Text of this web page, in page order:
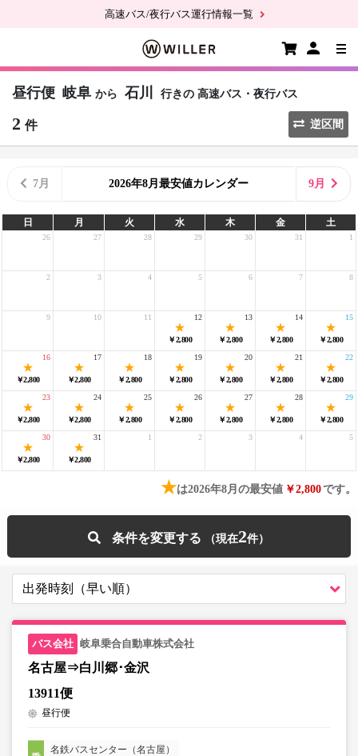
高速バス/夜行バス運行情報一覧
昼行便 岐阜 から 石川 行きの 高速バス・夜行バス
2 件 逆区間
7月 2026年8月最安値カレンダー 9月
日 月 火 水 木 金 土
26 27 28 29 30 31 1
2 3 4 5 6 7 8
9 10 11
￥2,800
12
￥2,800
13
￥2,800
14
￥2,800
15
￥2,800
16
￥2,800
17
￥2,800
18
￥2,800
19
￥2,800
20
￥2,800
21
￥2,800
22
￥2,800
23
￥2,800
24
￥2,800
25
￥2,800
26
￥2,800
27
￥2,800
28
￥2,800
29
￥2,800
30
￥2,800
31 1 2 3 4 5
★は2026年8月の最安値 ￥2,800です。
条件を変更する 2
岐阜乗合自動車株式会社
名古屋⇒白川郷･金沢
13911便
昼行便
名鉄バスセンター（名古屋）